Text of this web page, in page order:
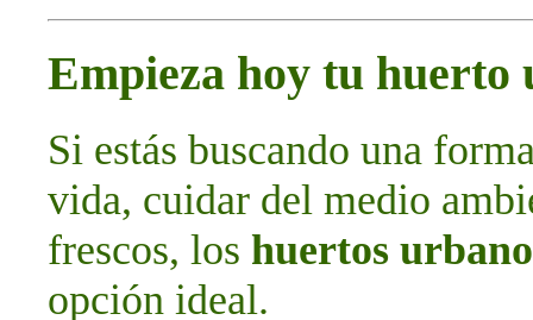
Empieza hoy tu huerto
Si estás buscando una
vida, cuidar del medio
frescos, los huertos
opción ideal.